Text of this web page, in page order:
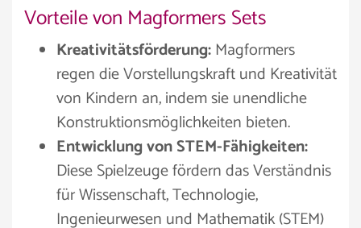
Vorteile von Magformers Sets
Kreativitätsförderung: Magformers
regen die Vorstellungskraft und Kreativität
von Kindern an, indem sie unendliche
Konstruktionsmöglichkeiten bieten.
Entwicklung von STEM-Fähigkeiten:
Diese Spielzeuge fördern das Verständnis
für Wissenschaft, Technologie,
Ingenieurwesen und Mathematik (STEM)